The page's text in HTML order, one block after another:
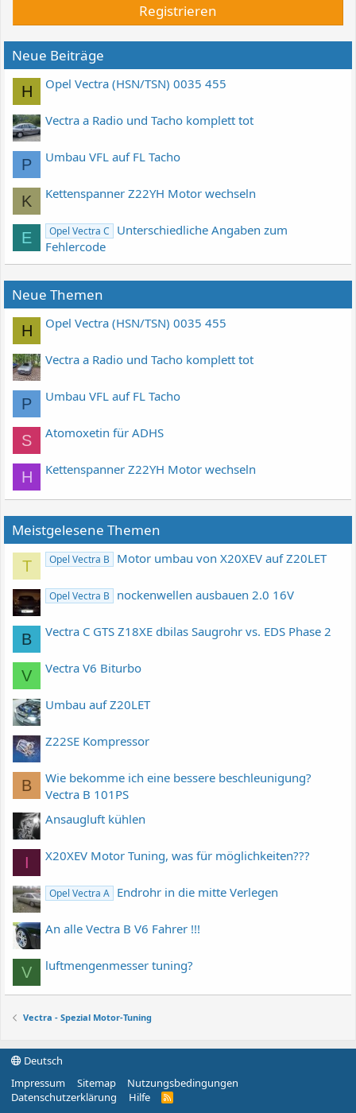
Registrieren
Neue Beiträge
H Opel Vectra (HSN/TSN) 0035 455
Vectra a Radio und Tacho komplett tot
P Umbau VFL auf FL Tacho
K Kettenspanner Z22YH Motor wechseln
E Opel Vectra C
Unterschiedliche Angaben zum
Fehlercode
Neue Themen
H Opel Vectra (HSN/TSN) 0035 455
Vectra a Radio und Tacho komplett tot
P Umbau VFL auf FL Tacho
S Atomoxetin für ADHS
H Kettenspanner Z22YH Motor wechseln
Meistgelesene Themen
T Opel Vectra B Motor umbau von X20XEV auf Z20LET
Opel Vectra B nockenwellen ausbauen 2.0 16V
B Vectra C GTS Z18XE dbilas Saugrohr vs. EDS Phase 2
V Vectra V6 Biturbo
Umbau auf Z20LET
Z22SE Kompressor
B
Wie bekomme ich eine bessere beschleunigung?
Vectra B 101PS
Ansaugluft kühlen
I X20XEV Motor Tuning, was für möglichkeiten???
Opel Vectra A Endrohr in die mitte Verlegen
An alle Vectra B V6 Fahrer !!!
V luftmengenmesser tuning?
Vectra - Spezial Motor-Tuning
Deutsch
Impressum
Sitemap
Nutzungsbedingungen
Datenschutzerklärung
Hilfe
R